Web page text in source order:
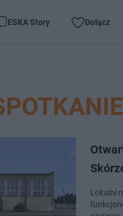
ESKA Story Dołącz
Lokalni